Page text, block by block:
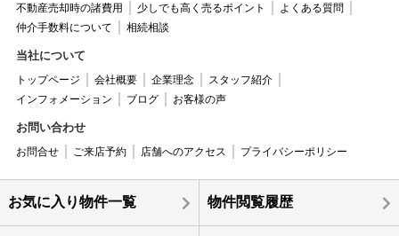
不動産売却時の諸費用
少しでも高く売るポイント
よくある質問
仲介手数料について
相続相談
当社について
トップページ 会社概要 企業理念
スタッフ紹介
インフォメーション
ブログ お客様の声
お問い合わせ
お問合せ ご来店予約 店舗へのアクセス プライバシーポリシー
お気に入り物件一覧 物件閲覧履歴